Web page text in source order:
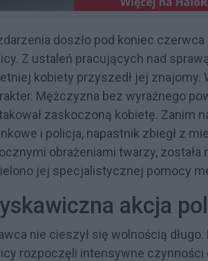
doszło pod koniec
Z ustaleń pracujących nad
kobiety przyszedł jej znajomy.
Mężczyzna bez wyraźnego
zaskoczoną kobietę. Zanim
i policja, napastnik zbiegł z
obrażeniami twarzy,
jej specjalistycznej pomocy
akcja
nie cieszył się wolnością
rozpoczęli intensywne